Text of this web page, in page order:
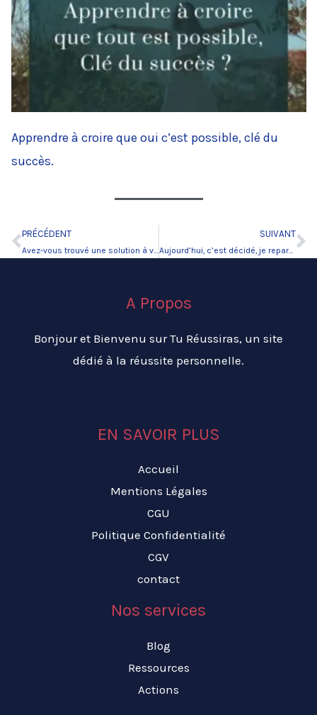
Apprendre à croire que oui c’est possible, clé du
succès.
Précédent
PRÉCÉDENT
Avez-vous trouvé une solution à votre problème?
SUIVANT
Aujourd’hui, c’est décidé, je repars de zéro.
A Propos
Bonjour et Bienvenu sur Tu Réussiras, un site
dédié à la réussite personnelle.
EN SAVOIR PLUS
Accueil
Mentions Légales
CGU
Politique Confidentialité
CGV
contact
Nos services
Blog
Ressources
Actions